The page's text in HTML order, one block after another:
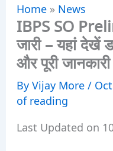
Home» News
IBPS SO
जारी – यहां देखें
और पूरी जानकारी
ByVijay More/
of reading
Last Updated on